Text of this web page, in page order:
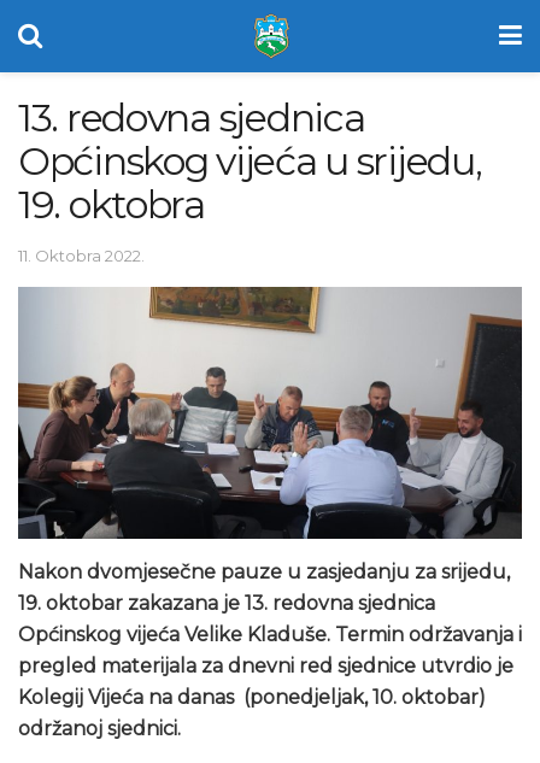
13. redovna sjednica
Općinskog vijeća u srijedu,
19. oktobra
11. Oktobra 2022.
Nakon dvomjesečne pauze u zasjedanju za srijedu,
19. oktobar zakazana je 13. redovna sjednica
Općinskog vijeća Velike Kladuše. Termin održavanja i
pregled materijala za dnevni red sjednice utvrdio je
Kolegij Vijeća na danas (ponedjeljak, 10. oktobar)
održanoj sjednici.